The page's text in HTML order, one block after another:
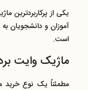
یکی از پرکاربردترین
آموزان و دانشجویان
است.
ماژیک وایت
مطمئناً یک نوع خرید